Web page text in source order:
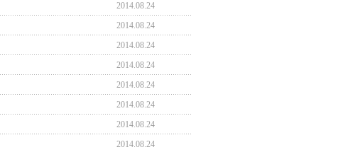
2014.08.24
2014.08.24
2014.08.24
2014.08.24
2014.08.24
2014.08.24
2014.08.24
2014.08.24